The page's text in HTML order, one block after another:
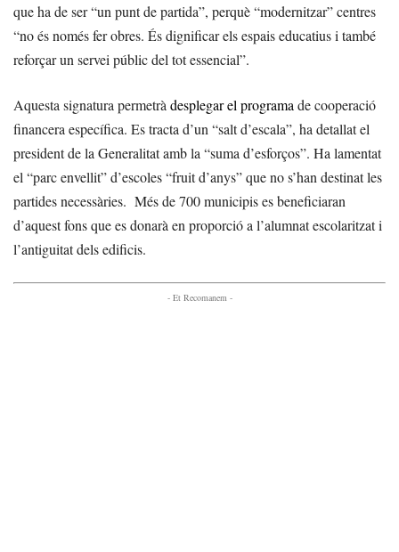
que ha de ser “un punt de partida”, perquè “modernitzar” centres
“no és només fer obres. És dignificar els espais educatius i també
reforçar un servei públic del tot essencial”.
Aquesta signatura permetrà desplegar el programa de cooperació
financera específica. Es tracta d’un “salt d’escala”, ha detallat el
president de la Generalitat amb la “suma d’esforços”. Ha lamentat
el “parc envellit” d’escoles “fruit d’anys” que no s’han destinat les
partides necessàries. Més de 700 municipis es beneficiaran
d’aquest fons que es donarà en proporció a l’alumnat escolaritzat i
l’antiguitat dels edificis.
- Et Recomanem -